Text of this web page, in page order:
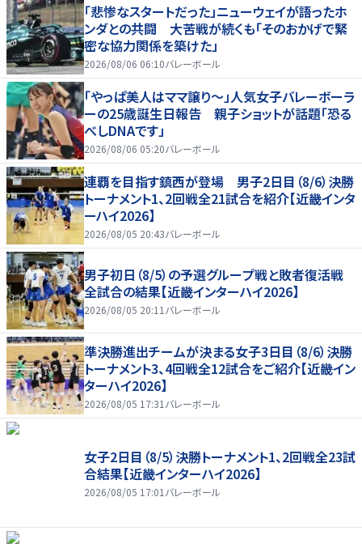
「悲惨なスタートだった」ニューウェイが語ったホ
ンダとの共闘 大苦戦が続くも「そのおかげで緊
密な協力関係を築けた」
2026/08/06 06:10バレーボール
「やっぱ美人はママ譲り～」人気女子バレーボーラ
ーの25歳誕生日報告 親子ショットが話題「恐る
べしDNAです」
2026/08/06 05:20バレーボール
連覇を目指す鎮西が登場 男子2日目（8/6）決勝
トーナメント1、2回戦全21試合を紹介【近畿インタ
ーハイ2026】
2026/08/05 20:43バレーボール
男子初日（8/5）の予選グループ戦と敗者復活戦
全試合の結果【近畿インターハイ2026】
2026/08/05 20:11 バレーボール
準決勝進出チームが決まる女子3日目（8/6）決勝
トーナメント3、4回戦全12試合をご紹介【近畿イン
ターハイ2026】
2026/08/05 17:31 バレーボール
女子2日目（8/5）決勝トーナメント1、2回戦全23試
合結果【近畿インターハイ2026】
2026/08/05 17:01 バレーボール